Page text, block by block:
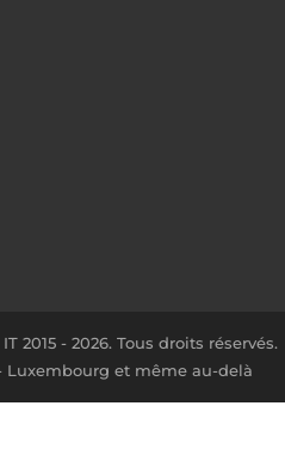
2015 - 2026. Tous droits réservés.
Luxembourg et même au-delà